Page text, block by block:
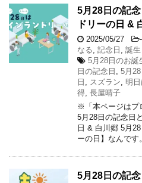
5月28日の記
ドリーの日 &
2025/05/27 -
なる 記念日 誕生
5月28日のお誕
日の記念日
5月
日
スズラン 明
得 長屋晴子
※「本ページはプ
5月28日の記念日
日 & 白川郷 5月
ーの日】なんです
5月28日の記